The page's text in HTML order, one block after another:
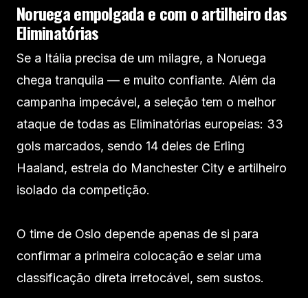
Noruega empolgada e com o artilheiro das
Eliminatórias
Se a Itália precisa de um milagre, a Noruega
chega tranquila — e muito confiante. Além da
campanha impecável, a seleção tem o melhor
ataque de todas as Eliminatórias europeias: 33
gols marcados, sendo 14 deles de Erling
Haaland, estrela do Manchester City e artilheiro
isolado da competição.
O time de Oslo depende apenas de si para
confirmar a primeira colocação e selar uma
classificação direta irretocável, sem sustos.